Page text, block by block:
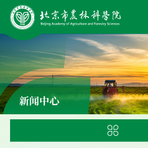
新闻中心